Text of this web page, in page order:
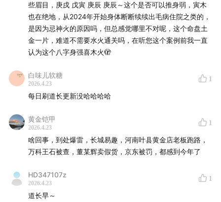
些眉目，庚戌 戊寅 庚辰 庚辰～这个是否可以推身弱，寅木
也在绝地，从2024年开始身体断断续续出毛病住院之类的，
是因为忌神火的原因吗，但总感觉哪里不对呢，这个命盘土
金一片，难道不需要水火通关吗，在听您这个案例前我一直
认为这个八字身强喜木火🫣
白味儿软糖
2026.4.23
1
每日刷道长更新没哈哈哈哈
黄金铠甲
2026.4.23
1
啥回事，到处爆雷，长城易趣，河南叶县黄金店老板跑路，
万科王石被查，董某辉卖假货，京东被罚，都感到今年了
HD347107z
2026.4.23
1
道长早～